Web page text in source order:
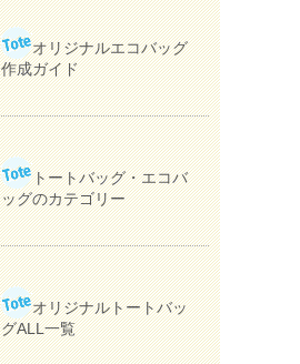
オリジナルエコバッグ
作成ガイド
トートバッグ・エコバ
ッグのカテゴリー
オリジナルトートバッ
グALL一覧